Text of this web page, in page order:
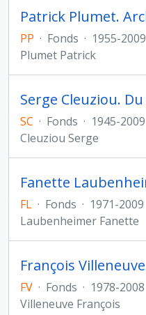
PP · Fonds · 1955-2009
Plumet Patrick
SC · Fonds · 1945-2009
Cleuziou Serge
FL · Fonds · 1971-2009
Laubenheimer Fanette
FV · Fonds · 1978-2008
Villeneuve François